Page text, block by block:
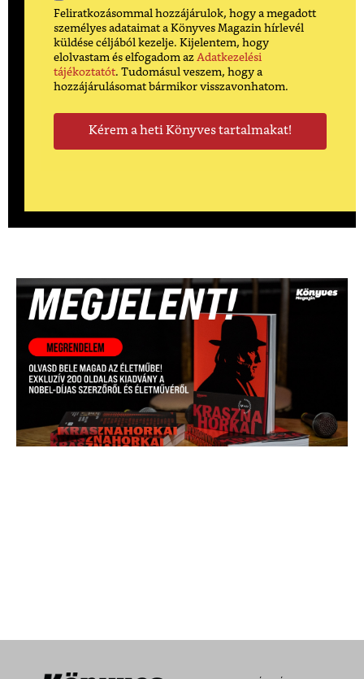
Feliratkozásommal hozzájárulok, hogy a megadott
személyes adataimat a Könyves Magazin hírlevél
küldése céljából kezelje. Kijelentem, hogy
elolvastam és elfogadom az Adatkezelési
tájékoztatót. Tudomásul veszem, hogy a
hozzájárulásomat bármikor visszavonhatom.